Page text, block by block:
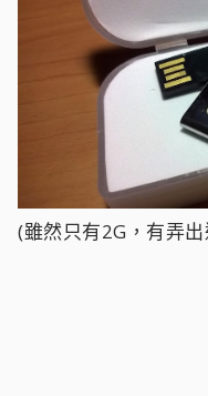
(雖然只有2G，有弄